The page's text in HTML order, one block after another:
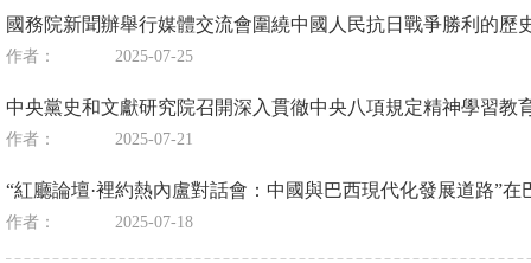
國務院新聞辦舉行媒體交流會圍繞中國人民抗日戰爭勝利的歷
作者： 2025-07-25
中央黨史和文獻研究院召開深入貫徹中央八項規定精神學習教
作者： 2025-07-21
“紅廳論壇·裡約熱內盧對話會：中國與巴西現代化發展道路”
作者： 2025-07-18